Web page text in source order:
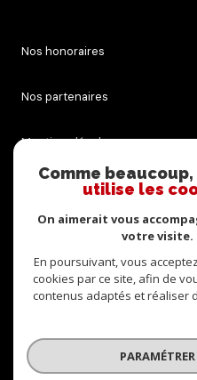
Nos honoraires
Nos partenaires
Mentions légales
Cookies
© 2026 | Tous droits réservés
Comme
utilise les
On aimerait vous
votre visite.
En poursuivant, vous
cookies par ce site, afin de
contenus adaptés et réaliser
PARAMÉTRER